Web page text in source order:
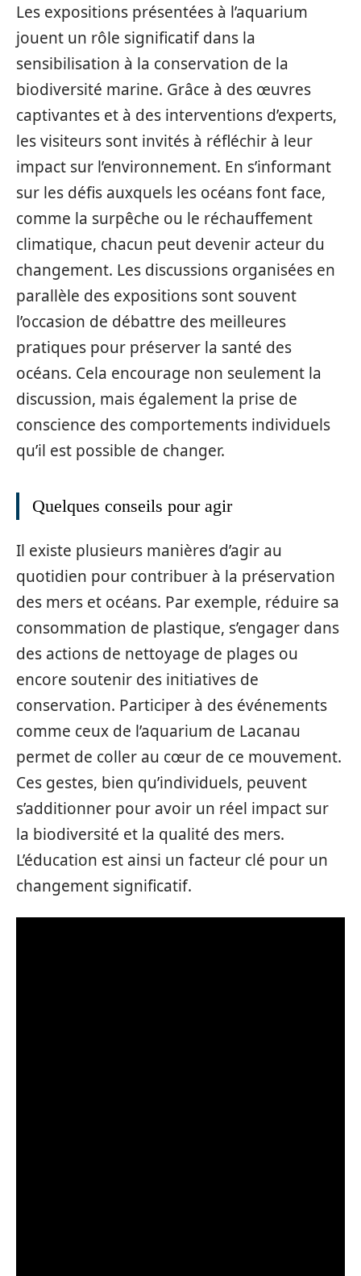
Les expositions présentées à l’aquarium
jouent un rôle significatif dans la
sensibilisation à la conservation de la
biodiversité marine. Grâce à des œuvres
captivantes et à des interventions d’experts,
les visiteurs sont invités à réfléchir à leur
impact sur l’environnement. En s’informant
sur les défis auxquels les océans font face,
comme la surpêche ou le réchauffement
climatique, chacun peut devenir acteur du
changement. Les discussions organisées en
parallèle des expositions sont souvent
l’occasion de débattre des meilleures
pratiques pour préserver la santé des
océans. Cela encourage non seulement la
discussion, mais également la prise de
conscience des comportements individuels
qu’il est possible de changer.
Quelques conseils pour agir
Il existe plusieurs manières d’agir au
quotidien pour contribuer à la préservation
des mers et océans. Par exemple, réduire sa
consommation de plastique, s’engager dans
des actions de nettoyage de plages ou
encore soutenir des initiatives de
conservation. Participer à des événements
comme ceux de l’aquarium de Lacanau
permet de coller au cœur de ce mouvement.
Ces gestes, bien qu’individuels, peuvent
s’additionner pour avoir un réel impact sur
la biodiversité et la qualité des mers.
L’éducation est ainsi un facteur clé pour un
changement significatif.